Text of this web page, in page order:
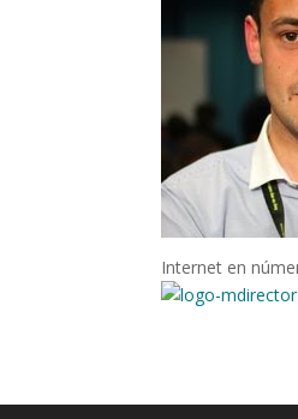
Internet en